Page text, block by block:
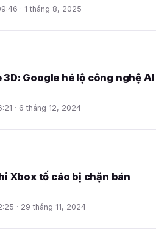
· 1 tháng 8, 2025
3D: Google hé lộ công nghệ AI
· 6 tháng 12, 2024
Xbox tố cáo bị chặn bán
· 29 tháng 11, 2024